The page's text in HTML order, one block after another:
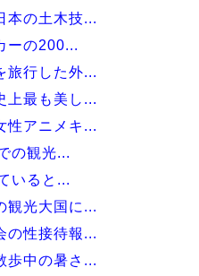
本の土木技...
ーの200...
旅行した外...
上最も美し...
性アニメキ...
の観光...
いると...
観光大国に...
の性接待報...
歩中の暑さ...